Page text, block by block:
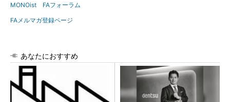
MONOist FAフォーラム
FAメルマガ登録ページ
あなたにおすすめ